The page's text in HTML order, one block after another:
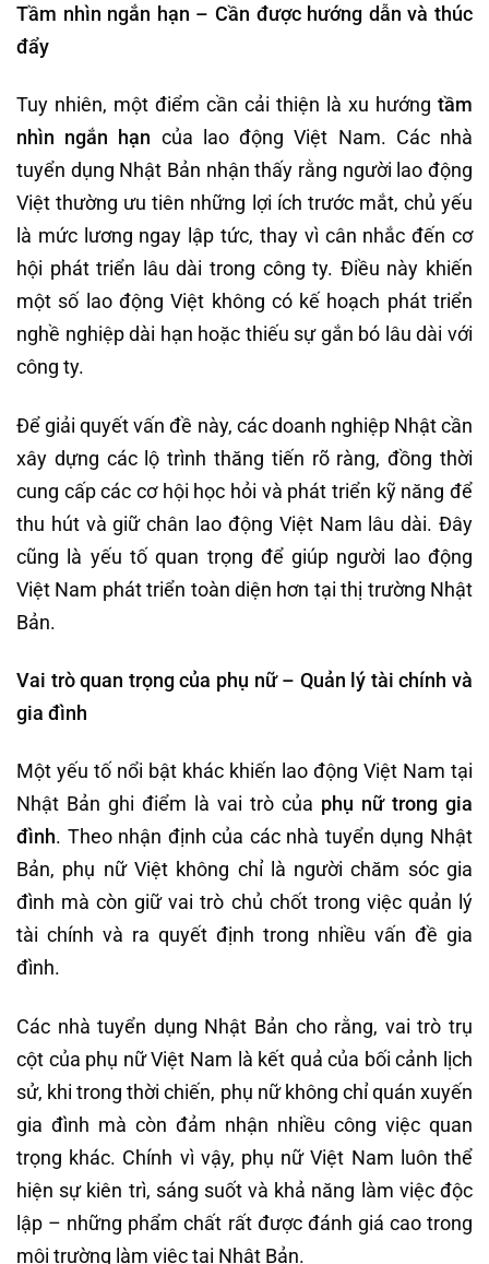
Tầm nhìn ngắn hạn – Cần đượchướng dẫn và thúc
đẩy
Tuy nhiên, một điểm cần cải thiện là xu hướng tầm
nhìn ngắn hạn của lao động Việt Nam. Các nhà
tuyển dụng Nhật Bản nhận thấy rằng người lao động
Việt thường ưu tiên những lợi ích trước mắt, chủ yếu
là mức lương ngay lập tức, thay vì cân nhắc đến cơ
hội phát triển lâu dài trong công ty. Điều này khiến
một số lao động Việt không có kế hoạch phát triển
nghề nghiệp dài hạn hoặc thiếu sự gắn bó lâu dài với
công ty.
Để giải quyết vấn đề này, các doanh nghiệp Nhật cần
xây dựng các lộ trình thăng tiến rõ ràng, đồng thời
cung cấp các cơ hội học hỏi và phát triển kỹ năng để
thu hút và giữ chân lao động Việt Nam lâu dài. Đây
cũng là yếu tố quan trọng để giúp người lao động
Việt Nam phát triển toàn diện hơn tại thị trường Nhật
Bản.
Vai trò quan trọng của phụ nữ – Quản lý tài chính và
gia đình
Một yếu tố nổi bật khác khiến lao động Việt Nam tại
Nhật Bản ghi điểm là vai trò của phụ nữ trong gia
đình. Theo nhận định của các nhà tuyển dụng Nhật
Bản, phụ nữ Việt không chỉ là người chăm sóc gia
đình mà còn giữ vai trò chủ chốt trong việc quản lý
tài chính và ra quyết định trong nhiều vấn đề gia
đình.
Các nhà tuyển dụng Nhật Bản cho rằng, vai trò trụ
cột của phụ nữ Việt Nam là kết quả của bối cảnh lịch
sử, khi trong thời chiến, phụ nữ không chỉ quán xuyến
gia đình mà còn đảm nhận nhiều công việc quan
trọng khác. Chính vì vậy, phụ nữ Việt Nam luôn thể
hiện sự kiên trì, sáng suốt và khả năng làm việc độc
lập – những phẩm chất rất được đánh giá cao trong
môi trường làm việc tại Nhật Bản.